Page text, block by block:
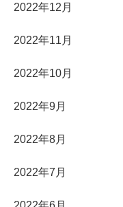
2022年12月
2022年11月
2022年10月
2022年9月
2022年8月
2022年7月